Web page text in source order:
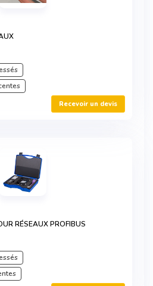
Recevoir un devis
RÉSEAUX PROFIBUS